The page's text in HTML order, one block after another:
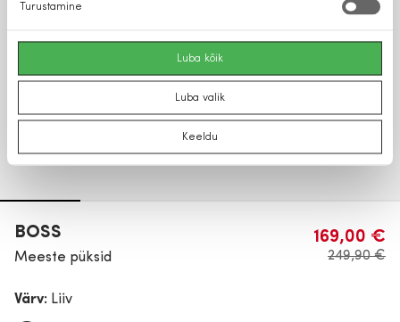
Turustamine
Luba kõik
Luba valik
Keeldu
BOSS
Meeste püksid
169,00 €
249,90 €
Värv: Liiv